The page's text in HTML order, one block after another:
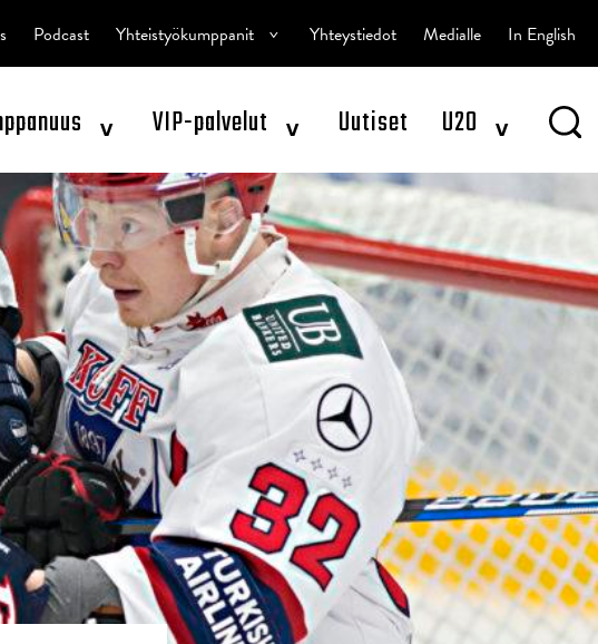
^ VIP-palvelut ^ Uutiset U20 ^
Podcast Yhteistyökumppanit ^ Yhteystiedot Medialle In English